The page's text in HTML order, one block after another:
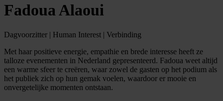
Fadoua Alaoui
Dagvoorzitter | Human Interest | Verbinding
Met haar positieve energie, empathie en brede interesse heeft ze
talloze evenementen in Nederland gepresenteerd. Fadoua weet altijd
een warme sfeer te creëren, waar zowel de gasten op het podium als
het publiek zich op hun gemak voelen, waardoor er mooie en
onvergetelijke momenten ontstaan.